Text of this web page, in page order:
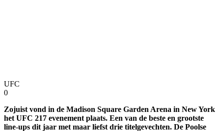
UFC
0
Zojuist vond in de Madison Square Garden Arena in New York
het UFC 217 evenement plaats. Een van de beste en grootste
line-ups dit jaar met maar liefst drie titelgevechten. De Poolse